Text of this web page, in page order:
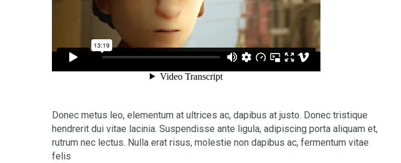
Donec metus leo, elementum at ultrices ac, dapibus at justo. Donec tristique
hendrerit dui vitae lacinia. Suspendisse ante ligula, adipiscing porta aliquam et,
rutrum nec lectus. Nulla erat risus, molestie non dapibus ac, fermentum vitae
felis